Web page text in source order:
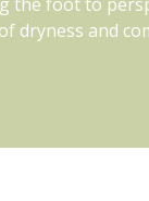
dryness and